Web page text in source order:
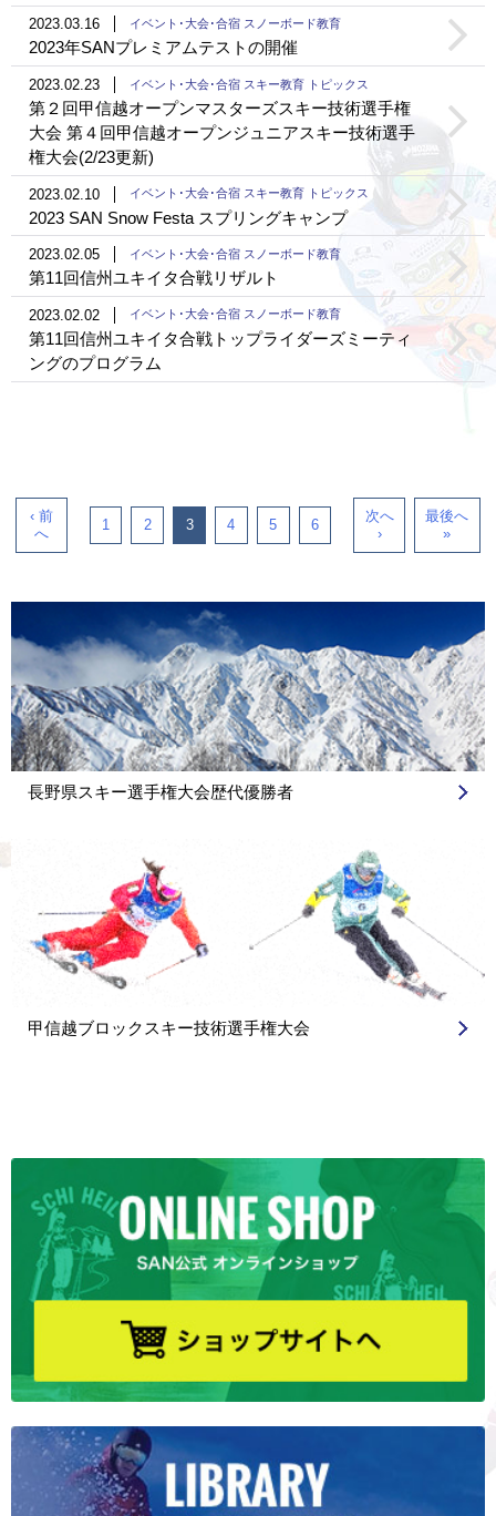
2023.03.16 イベント･大会･合宿 スノーボード教育
2023年SANプレミアムテストの開催
2023.02.23 イベント･大会･合宿 スキー教育 トピックス
第２回甲信越オープンマスターズスキー技術選手権
大会 第４回甲信越オープンジュニアスキー技術選手
権大会(2/23更新)
2023.02.10 イベント･大会･合宿 スキー教育 トピックス
2023 SAN Snow Festa スプリングキャンプ
2023.02.05 イベント･大会･合宿 スノーボード教育
第11回信州ユキイタ合戦リザルト
2023.02.02 イベント･大会･合宿 スノーボード教育
第11回信州ユキイタ合戦トップライダーズミーティ
ングのプログラム
‹ 前
へ
1 2 3 4 5 6
次へ
›
最後へ
»
長野県スキー選手権大会歴代優勝者
甲信越ブロックスキー技術選手権大会